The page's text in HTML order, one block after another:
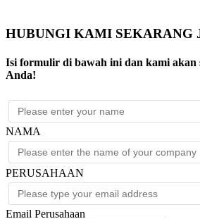
HUBUNGI KAMI SEKARANG
Isi formulir di bawah ini dan kami akan
Anda!
NAMA
PERUSAHAAN
Email Perusahaan